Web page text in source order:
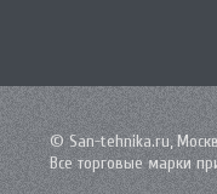
© San-tehnika.ru,
Все торговые марки